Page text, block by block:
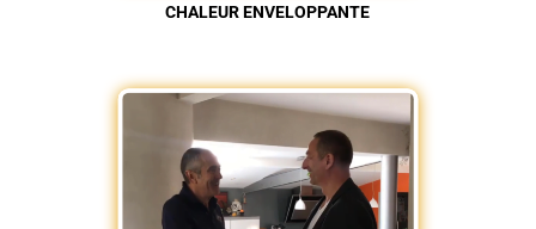
CHALEUR ENVELOPPANTE